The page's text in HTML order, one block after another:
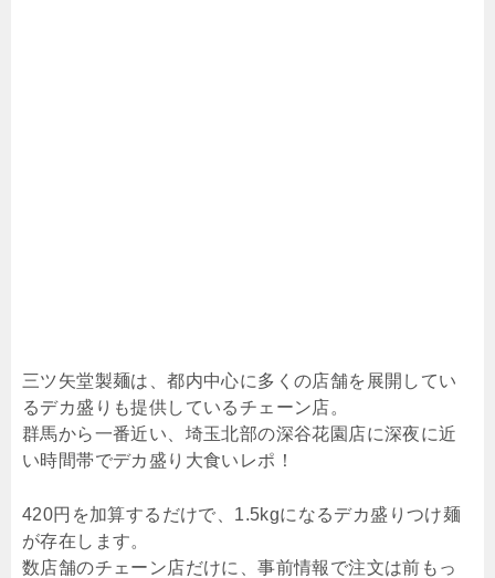
三ツ矢堂製麺は、都内中心に多くの店舗を展開してい
るデカ盛りも提供しているチェーン店。
群馬から一番近い、埼玉北部の深谷花園店に深夜に近
い時間帯でデカ盛り大食いレポ！
420円を加算するだけで、1.5kgになるデカ盛りつけ麺
が存在します。
数店舗のチェーン店だけに、事前情報で注文は前もっ